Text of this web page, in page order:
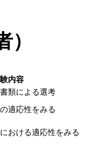
内容
類による選考
適応性をみる
おける適応性をみる